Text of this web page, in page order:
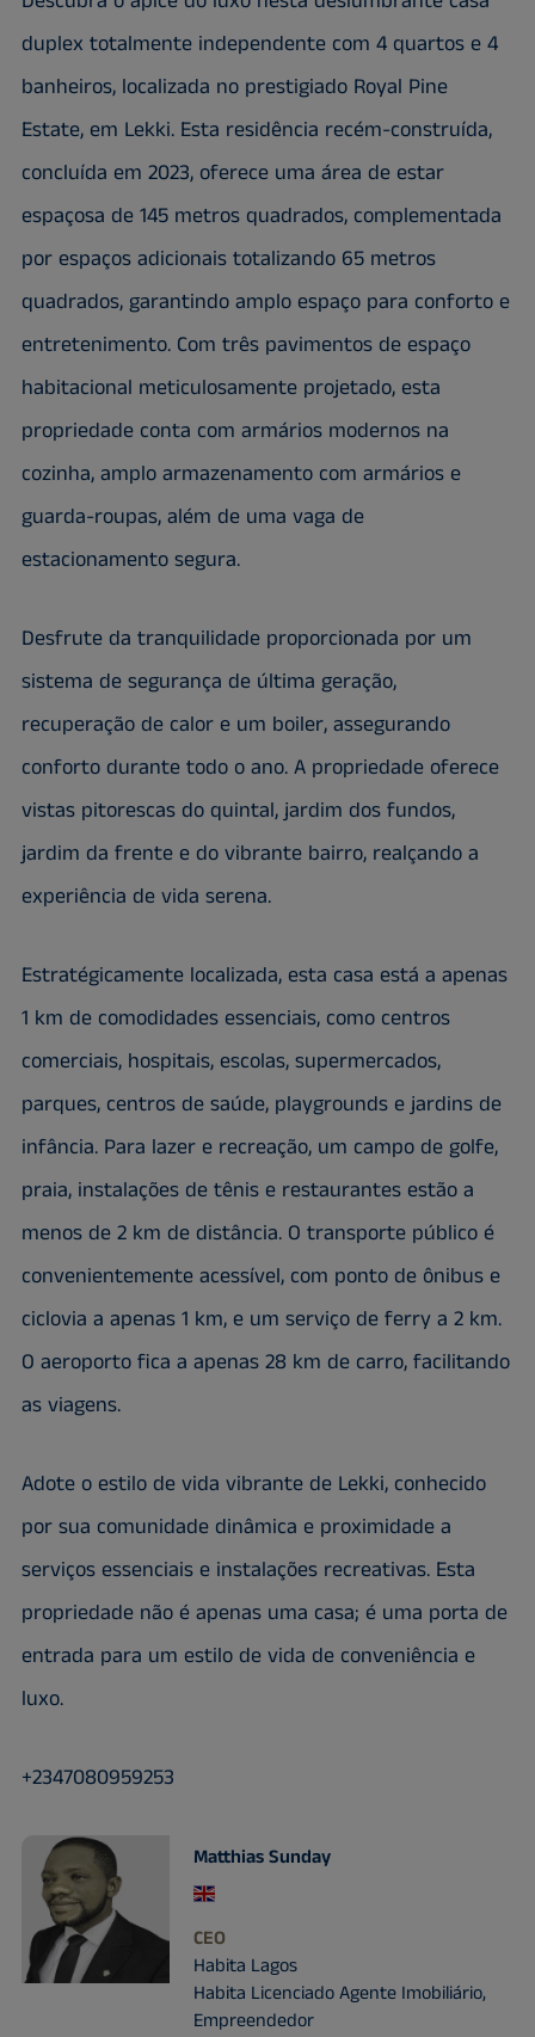
duplex totalmente independente com 4 quartos e 4
banheiros, localizada no prestigiado Royal Pine
Estate, em Lekki. Esta residência recém-construída,
concluída em 2023, oferece uma área de estar
espaçosa de 145 metros quadrados, complementada
por espaços adicionais totalizando 65 metros
quadrados, garantindo amplo espaço para conforto e
entretenimento. Com três pavimentos de espaço
habitacional meticulosamente projetado, esta
propriedade conta com armários modernos na
cozinha, amplo armazenamento com armários e
guarda-roupas, além de uma vaga de
estacionamento segura.
Desfrute da tranquilidade proporcionada por um
sistema de segurança de última geração,
recuperação de calor e um boiler, assegurando
conforto durante todo o ano. A propriedade oferece
vistas pitorescas do quintal, jardim dos fundos,
jardim da frente e do vibrante bairro, realçando a
experiência de vida serena.
Estratégicamente localizada, esta casa está a apenas
1 km de comodidades essenciais, como centros
comerciais, hospitais, escolas, supermercados,
parques, centros de saúde, playgrounds e jardins de
infância. Para lazer e recreação, um campo de golfe,
praia, instalações de tênis e restaurantes estão a
menos de 2 km de distância. O transporte público é
convenientemente acessível, com ponto de ônibus e
ciclovia a apenas 1 km, e um serviço de ferry a 2 km.
O aeroporto fica a apenas 28 km de carro, facilitando
as viagens.
Adote o estilo de vida vibrante de Lekki, conhecido
por sua comunidade dinâmica e proximidade a
serviços essenciais e instalações recreativas. Esta
propriedade não é apenas uma casa; é uma porta de
entrada para um estilo de vida de conveniência e
luxo.
+2347080959253
Matthias Sunday
CEO
Habita Lagos
Habita Licenciado Agente Imobiliário,
Empreendedor